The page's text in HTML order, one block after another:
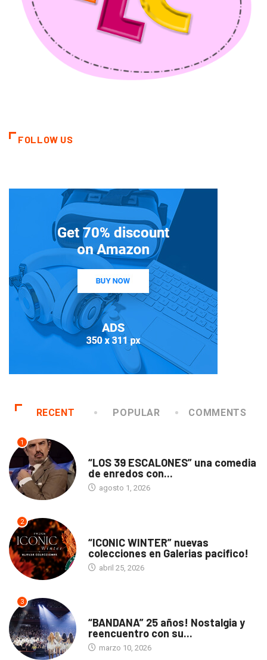
FOLLOW US
RECENT POPULAR COMMENTS
1
“LOS 39 ESCALONES” una comedia
de enredos con...
agosto 1, 2026
2
“ICONIC WINTER” nuevas
colecciones en Galerias pacifico!
abril 25, 2026
3
“BANDANA” 25 años! Nostalgia y
reencuentro con su...
marzo 10, 2026